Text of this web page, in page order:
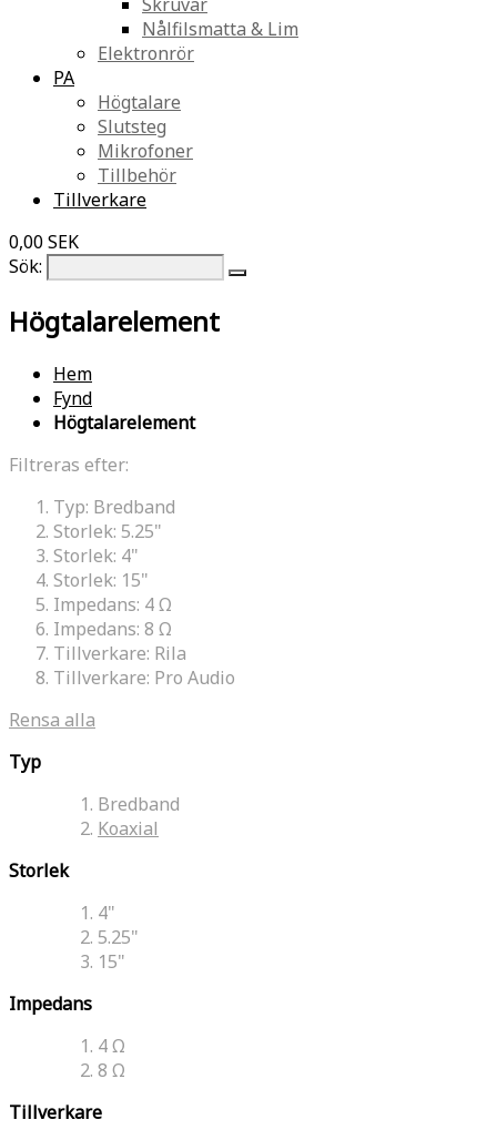
Nålfilsmatta & Lim
Elektronrör
PA
Högtalare
Slutsteg
Mikrofoner
Tillbehör
Tillverkare
0,00 SEK
Sök:
Högtalarelement
Hem
Fynd
Högtalarelement
Filtreras efter:
Typ: Bredband
Storlek: 5.25"
Storlek: 4"
Storlek: 15"
Impedans: 4 Ω
Impedans: 8 Ω
Tillverkare: Rila
Tillverkare: Pro Audio
Rensa alla
Typ
Bredband
Koaxial
Storlek
4"
5.25"
15"
Impedans
4 Ω
8 Ω
Tillverkare